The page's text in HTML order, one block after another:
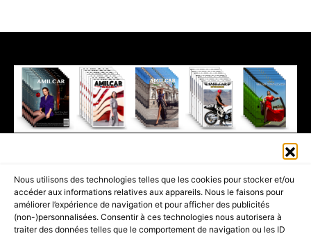
Nous utilisons des technologies telles que les cookies pour stocker et/ou
accéder aux informations relatives aux appareils. Nous le faisons pour
améliorer l’expérience de navigation et pour afficher des publicités
(non-)personnalisées. Consentir à ces technologies nous autorisera à
traiter des données telles que le comportement de navigation ou les ID
PART OF THEAMILCAR MAGAZINE GROUP.EDITOR - ADVERTISING
AGENCE MEDIANE.
ACCUEIL BEST OF LUXE 35 MAGAZINES